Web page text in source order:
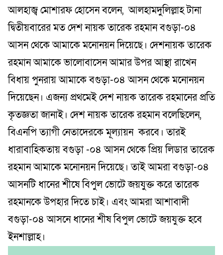
আলহাজ্ব মোশারফ হোসেন বলেন, আলহামদুলিল্লাহ টানা
দ্বিতীয়বারের মত দেশ নায়ক তারেক রহমান বগুড়া-০৪
আসন থেকে আমাকে মনোনয়ন দিয়েছে। দেশনায়ক তারেক
রহমান আমাকে ভালোবাসেন আমার উপর আস্থা রাখেন
বিধায় পুনরায় আমাকে বগুড়া-০৪ আসন থেকে মনোনয়ন
দিয়েছেন। এজন্য প্রথমেই দেশ নায়ক তারেক রহমানের প্রতি
কৃতজ্ঞতা জানাই। দেশ নায়ক তারেক রহমান বলেছিলেন,
বিএনপি ত্যাগী নেতাদেরকে মূল্যায়ন করবে। তারই
ধারাবাহিকতায় বগুড়া -০৪ আসন থেকে প্রিয় লিডার তারেক
রহমান আমাকে মনোনয়ন দিয়েছে। তাই আমরা বগুড়া-০৪
আসনটি ধানের শীষে বিপুল ভোটে জয়যুক্ত করে তারেক
রহমানকে উপহার দিতে চাই। এবং আমরা আশাবাদী
বগুড়া-০৪ আসনে ধানের শীষ বিপুল ভোটে জয়যুক্ত হবে
ইনশাল্লাহ।